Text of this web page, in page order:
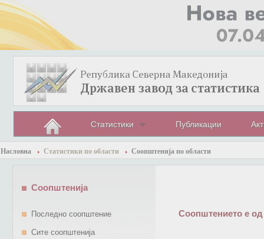
Статистики Публикации
Насловна Статистики по области Соопштенија по области
Соопштението е од
Соопштенија
Последно соопштение
Сите соопштенија